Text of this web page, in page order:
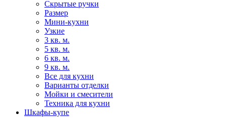
Скрытые ручки
Размер
Мини-кухни
Узкие
3 кв. м.
5 кв. м.
6 кв. м.
9 кв. м.
Все для кухни
Варианты отделки
Мойки и смесители
Техника для кухни
Шкафы-купе